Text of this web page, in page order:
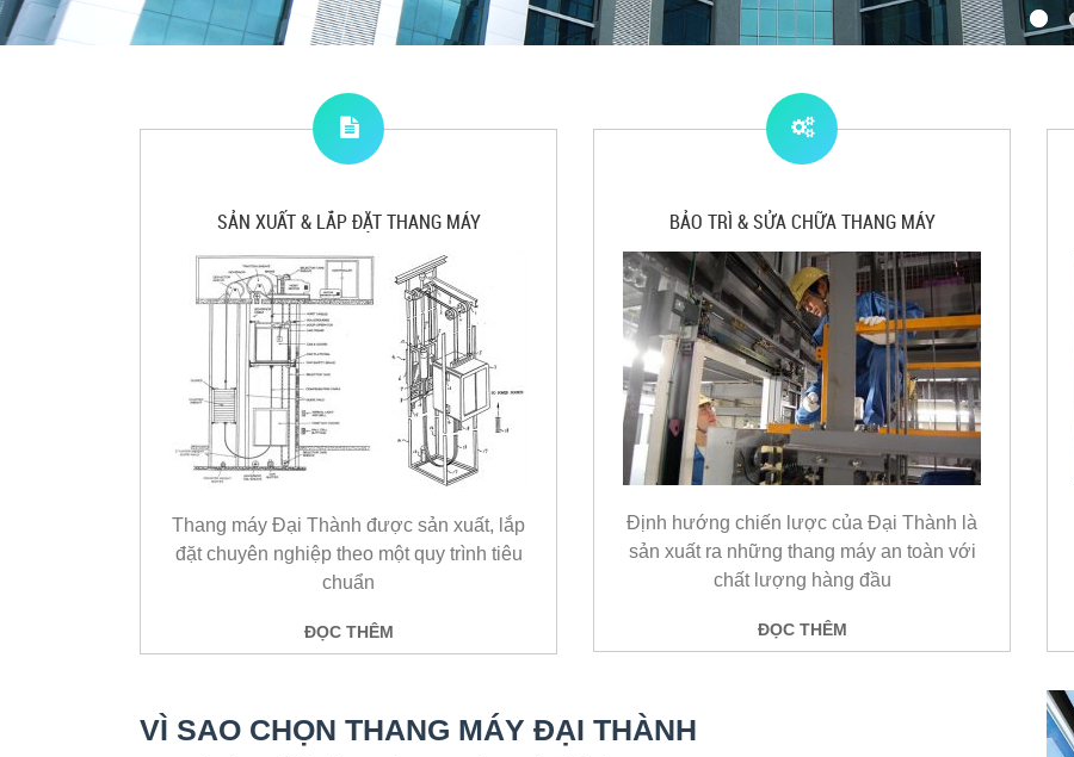
SẢN XUẤT & LẮP ĐẶT THANG MÁY
Thang máy Đại Thành được sản xuất, lắp
đặt chuyên nghiệp theo một quy trình tiêu
chuẩn
ĐỌC THÊM
BẢO TRÌ & SỬA CHỮA THANG MÁY
Định hướng chiến lược của Đại Thành là
sản xuất ra những thang máy an toàn với
chất lượng hàng đầu
ĐỌC THÊM
VÌ SAO CHỌN THANG MÁY ĐẠI THÀNH